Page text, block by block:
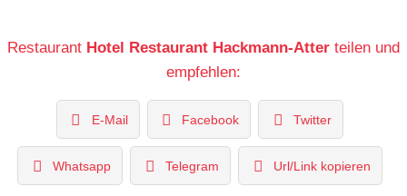
Restaurant Hotel Restaurant Hackmann-Atter teilen und
empfehlen:
E-Mail Facebook Twitter
Whatsapp Telegram Url/Link kopieren